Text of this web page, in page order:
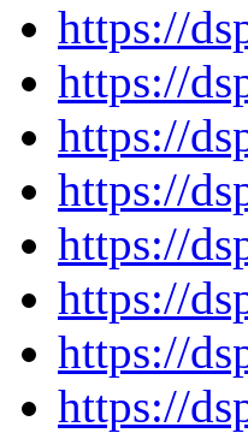
https://
https://
https://
https://
https://
https://
https://
https://